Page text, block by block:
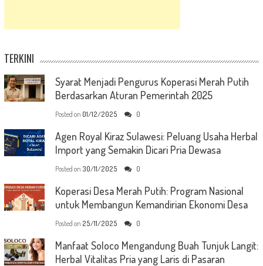
TERKINI
Syarat Menjadi Pengurus Koperasi Merah Putih
Berdasarkan Aturan Pemerintah 2025
Posted on 01/12/2025 0
Agen Royal Kiraz Sulawesi: Peluang Usaha Herbal
Import yang Semakin Dicari Pria Dewasa
Posted on 30/11/2025 0
Koperasi Desa Merah Putih: Program Nasional
untuk Membangun Kemandirian Ekonomi Desa
Posted on 25/11/2025 0
Manfaat Soloco Mengandung Buah Tunjuk Langit:
Herbal Vitalitas Pria yang Laris di Pasaran